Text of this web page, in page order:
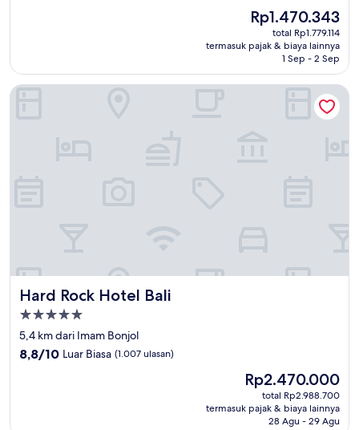
Harga
sekarang
Rp1.470.343
Rp1.470.343
total Rp1.779.114
termasuk pajak & biaya lainnya
1 Sep - 2 Sep
Hard Rock Hotel Bali
Hard Rock Hotel Bali
Properti
bintang
5.0
5,4 km dari Imam Bonjol
8.8
8,8/10 Luar Biasa (1.007 ulasan)
Harga
sekarang
Rp2.470.000
Rp2.470.000
total Rp2.988.700
termasuk pajak & biaya lainnya
28 Agu - 29 Agu
Hard Rock Hotel Bali